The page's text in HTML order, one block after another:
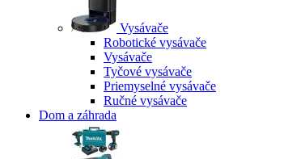
Vysávače
Robotické vysávače
Vysávače
Tyčové vysávače
Priemyselné vysávače
Ručné vysávače
Dom a záhrada